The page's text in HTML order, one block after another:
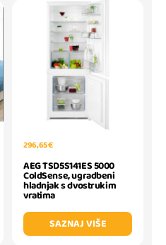
296,65 €
AEG TSD5S141ES 5000
ColdSense, ugradbeni
hladnjak s dvostrukim
vratima
SAZNAJ VIŠE